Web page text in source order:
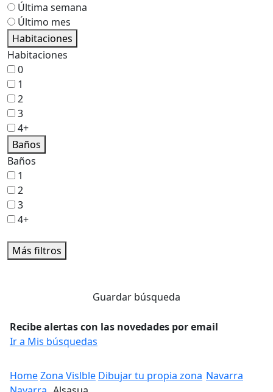
Última semana
Último mes
Habitaciones
Habitaciones
0
1
2
3
4+
Baños
Baños
1
2
3
4+
Más filtros
Guardar búsqueda
Recibe alertas con las novedades por email
Ir a Mis búsquedas
HomeZona Vislble Dibujar tu propia zona Navarra